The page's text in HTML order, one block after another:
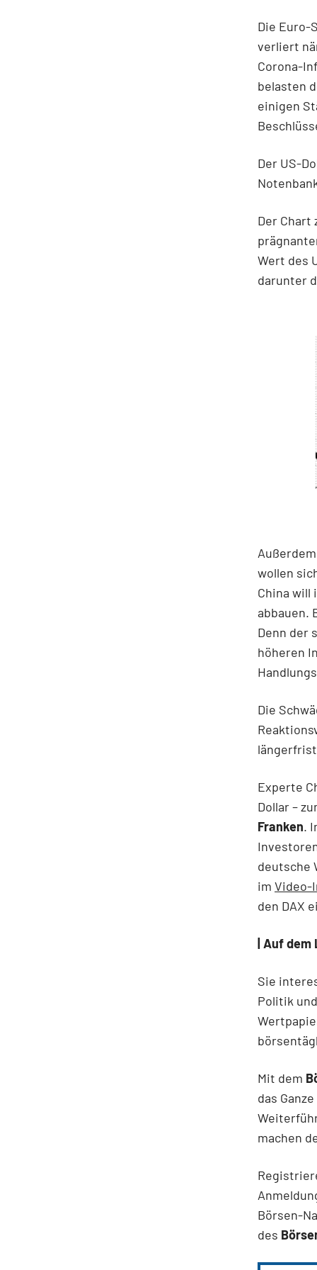
Die Euro-
verliert
Corona-
belasten
einigen
Der US-
Der Chart
Wert des
darunter
wollen
China will
abbauen.
Denn der
höheren
Die
Experte
Dollar –
Franken.
deutsche
im Video-
den DAX
| Auf
Sie
Politik
Mit dem
das
machen
Börsen-
des